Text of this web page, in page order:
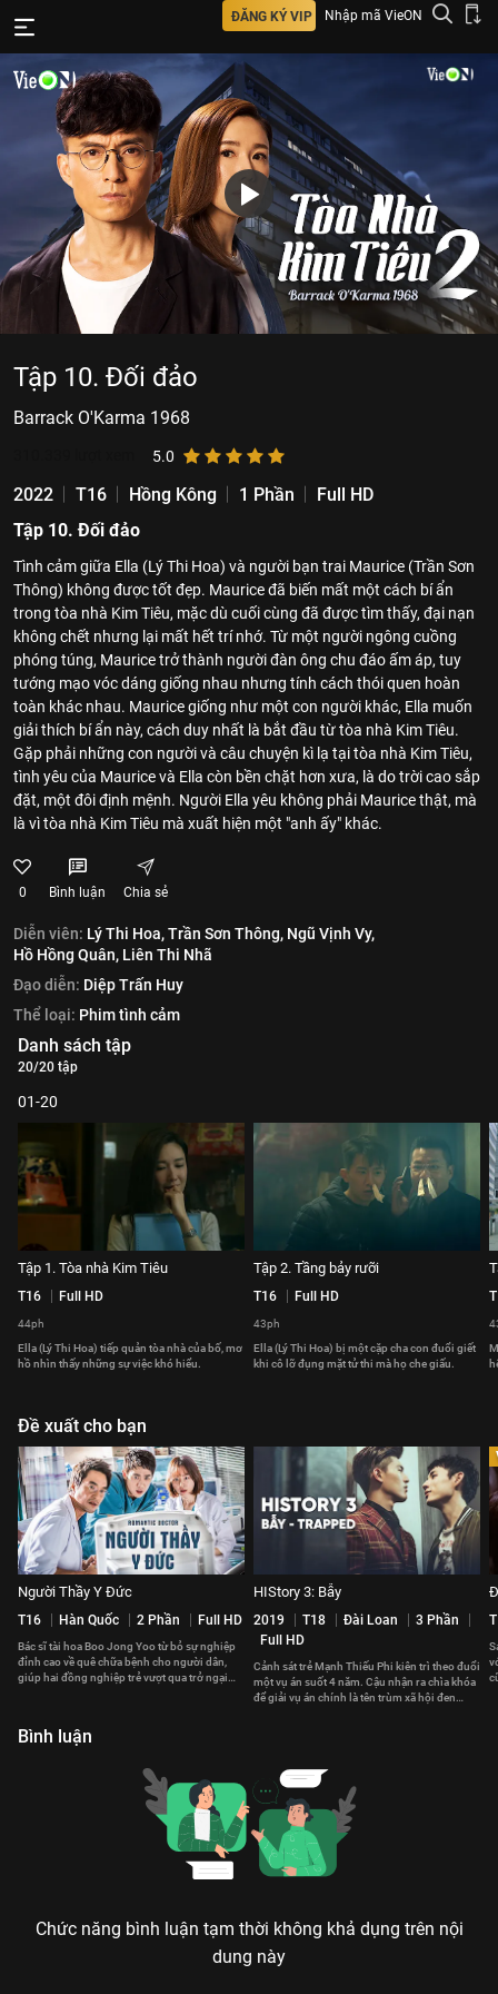
ĐĂNG KÝ VIP Nhập mã VieON
Tập 10. Đối đảo
Barrack O'Karma 1968
5.0
2022 T16 Hồng Kông 1 Phần
Full HD
Tập 10. Đối đảo
Tình cảm giữa Ella (Lý Thi Hoa) và người bạn trai Maurice (Trần Sơn
Thông) không được tốt đẹp. Maurice đã biến mất một cách bí ẩn
trong tòa nhà Kim Tiêu, mặc dù cuối cùng đã được tìm thấy, đại nạn
không chết nhưng lại mất hết trí nhớ. Từ một người ngông cuồng
phóng túng, Maurice trở thành người đàn ông chu đáo ấm áp, tuy
tướng mạo vóc dáng giống nhau nhưng tính cách thói quen hoàn
toàn khác nhau. Maurice giống như một con người khác, Ella muốn
giải thích bí ẩn này, cách duy nhất là bắt đầu từ tòa nhà Kim Tiêu.
Gặp phải những con người và câu chuyện kì lạ tại tòa nhà Kim Tiêu,
tình yêu của Maurice và Ella còn bền chặt hơn xưa, là do trời cao sắp
đặt, một đôi định mệnh. Người Ella yêu không phải Maurice thật, mà
là vì tòa nhà Kim Tiêu mà xuất hiện một "anh ấy" khác.
0 Bình luận Chia sẻ
Diễn viên: Lý Thi Hoa,Trần Sơn Thông, Ngũ Vịnh Vy,
Hồ Hồng Quân, Liên Thi Nhã
Đạo diễn: Diệp Trấn Huy
Thể loại: Phim tình cảm
Danh sách tập
20/20 tập
01-20
Tập 1. Tòa nhà Kim Tiêu
T16 Full HD
44ph
Ella (Lý Thi Hoa) tiếp quản tòa nhà của bố, mơ
hồ nhìn thấy những sự việc khó hiểu.
Tập 2. Tầng bảy rưỡi
T16 Full HD
43ph
Ella (Lý Thi Hoa) bị một cặp cha con đuổi giết
khi cô lỡ đụng mặt tử thi mà họ che giấu.
Đề xuất cho bạn
Người Thầy Y Đức
T16 Hàn Quốc 2 Phần Full HD
Bác sĩ tài hoa Boo Jong Yoo từ bỏ sự nghiệp
đỉnh cao về quê chữa bệnh cho người dân,
giúp hai đồng nghiệp trẻ vượt qua trở ngại
HIStory 3: Bẫy
2019 T18 Đài Loan
3 Phần
Full HD
Cảnh sát trẻ Mạnh Thiếu Phi kiên trì theo đuổi
một vụ án suốt 4 năm. Cậu nhận ra chìa khóa
để giải vụ án chính là tên trùm xã hội đen
Bình luận
Chức năng bình luận tạm thời không khả dụng trên nội
dung này